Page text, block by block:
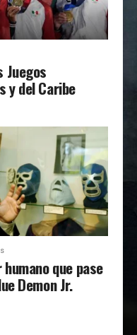
Juegos
y del Caribe
que pase
Demon Jr.